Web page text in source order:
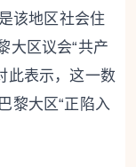
该地区社会住
大区议会“共产
此表示，这一数
黎大区“正陷入